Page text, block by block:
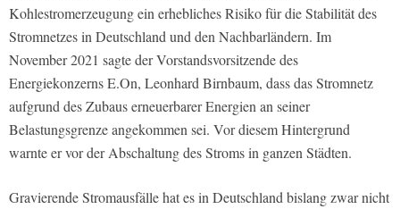
Kohlestromerzeugung ein erhebliches Risiko für die Stabilität des
Stromnetzes in Deutschland und den Nachbarländern. Im
November 2021 sagte der Vorstandsvorsitzende des
Energiekonzerns E.On, Leonhard Birnbaum, dass das Stromnetz
aufgrund des Zubaus erneuerbarer Energien an seiner
Belastungsgrenze angekommen sei. Vor diesem Hintergrund
warnte er vor der Abschaltung des Stroms in ganzen Städten.
Gravierende Stromausfälle hat es in Deutschland bislang zwar nicht